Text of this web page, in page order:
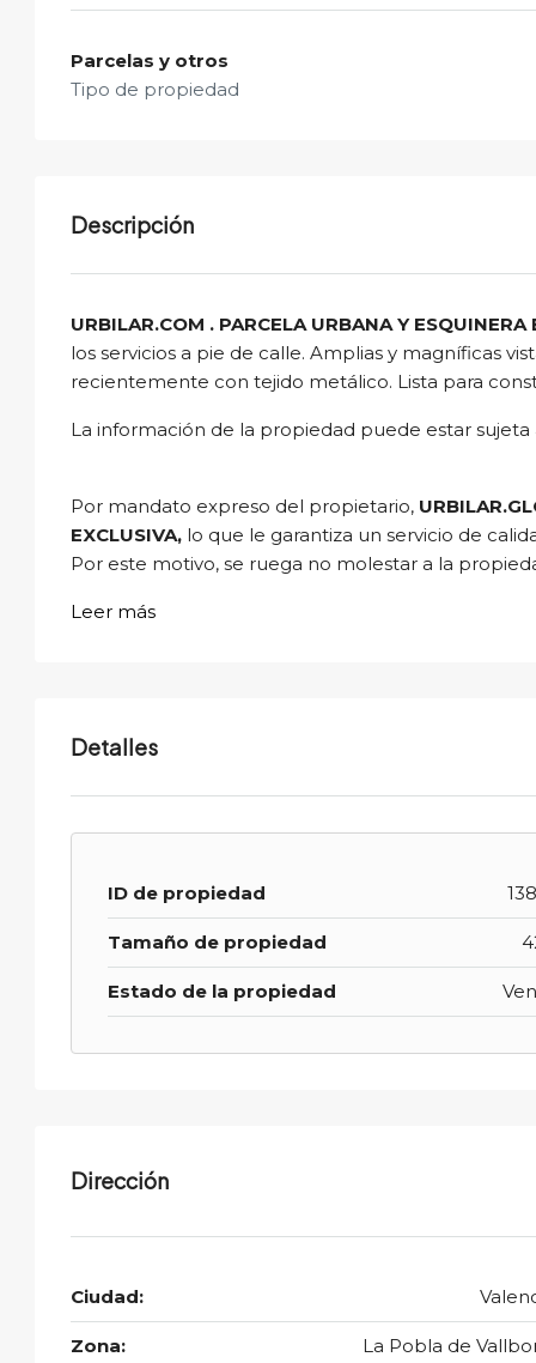
Parcelas y otros
Tipo de propiedad
Descripción
URBILAR.COM . PARCELA URBANA Y
los servicios a pie de calle. Amplias y magníficas
recientemente con tejido metálico. Lista para
La información de la propiedad puede estar
Por mandato expreso del propietario,
EXCLUSIVA, lo que le garantiza un servicio de
Por este motivo, se ruega no molestar a la
Leer más
Detalles
ID de propiedad
Tamaño de propiedad
Estado de la propiedad
Dirección
Ciudad:
Zona: La Pobla de